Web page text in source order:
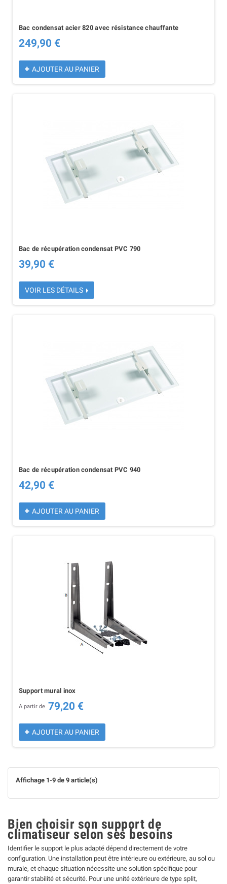
Bac condensat acier 820 avec résistance chauffante
249,90 €
AJOUTER AU PANIER
Bac de récupération condensat PVC 790
39,90 €
VOIR LES DÉTAILS
Bac de récupération condensat PVC 940
42,90 €
AJOUTER AU PANIER
Support mural inox
A partir de 79,20 €
AJOUTER AU PANIER
Affichage 1-9 de 9 article(s)
Bien choisir son support de
climatiseur selon ses besoins
Identifier le support le plus adapté dépend directement de votre
configuration. Une installation peut être intérieure ou extérieure, au sol ou
murale, et chaque situation nécessite une solution spécifique pour
garantir stabilité et sécurité. Pour une unité extérieure de type split,